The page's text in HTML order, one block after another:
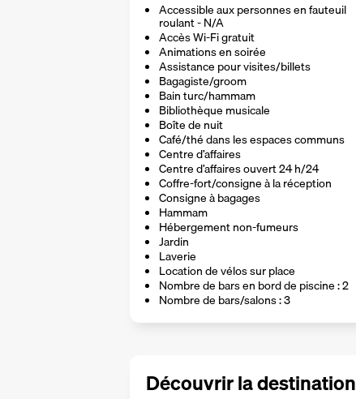
Accessible aux personnes en fauteuil
roulant - N/A
Accès Wi-Fi gratuit
Animations en soirée
Assistance pour visites/billets
Bagagiste/groom
Bain turc/hammam
Bibliothèque musicale
Boîte de nuit
Café/thé dans les espaces communs
Centre d’affaires
Centre d’affaires ouvert 24 h/24
Coffre-fort/consigne à la réception
Consigne à bagages
Hammam
Hébergement non-fumeurs
Jardin
Laverie
Location de vélos sur place
Nombre de bars en bord de piscine : 2
Nombre de bars/salons : 3
Découvrir la destination